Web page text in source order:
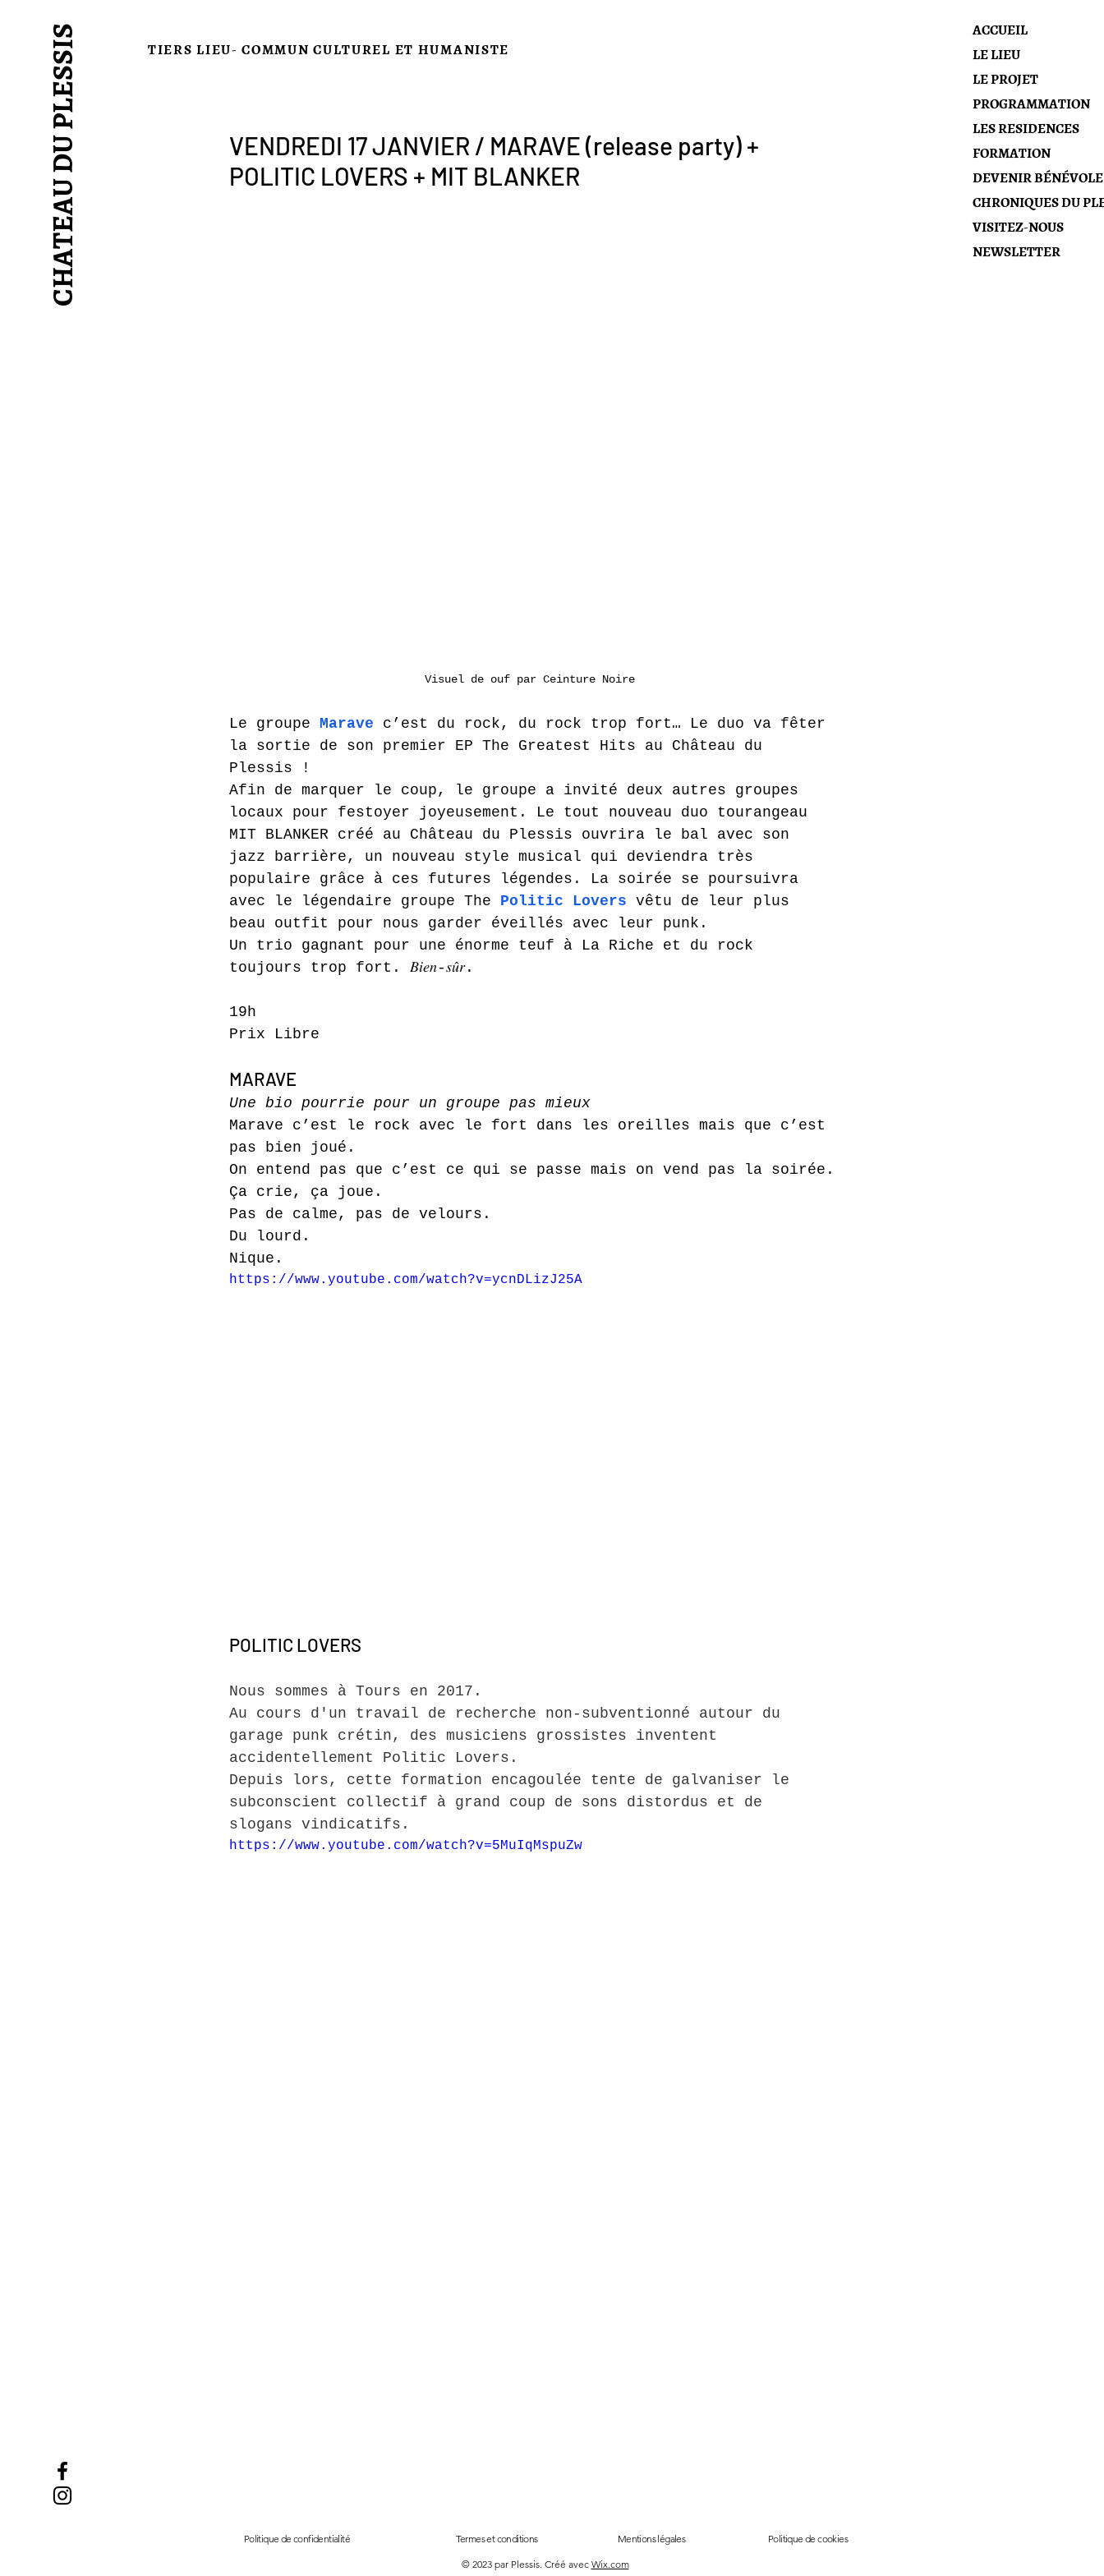
CHATEAU DU PLESSIS
ACCUEIL
LE LIEU
LE PROJET
PROGRAMMATION
LES RESIDENCES
FORMATION
DEVENIR BÉNÉVOLE
CHRONIQUES DU
VISITEZ-NOUS
NEWSLETTER
TIERS LIEU- COMMUN CULTUREL ET HUMANISTE
VENDREDI 17 JANVIER / MARAVE (release party) +
POLITIC LOVERS + MIT BLANKER
Visuel de ouf par Ceinture Noire
Le groupe Marave c’est du rock, du rock trop fort… Le duo va fêter
la sortie de son premier EP The Greatest Hits au Château du
Plessis !
Afin de marquer le coup, le groupe a invité deux autres groupes
locaux pour festoyer joyeusement. Le tout nouveau duo tourangeau
MIT BLANKER créé au Château du Plessis ouvrira le bal avec son
jazz barrière, un nouveau style musical qui deviendra très
populaire grâce à ces futures légendes. La soirée se poursuivra
avec le légendaire groupe The Politic Lovers vêtu de leur plus
beau outfit pour nous garder éveillés avec leur punk.
Un trio gagnant pour une énorme teuf à La Riche et du rock
toujours trop fort. 𝐵𝑖𝑒𝑛-𝑠𝑢̂𝑟.
19h
Prix Libre
MARAVE
Une bio pourrie pour un groupe pas mieux
Marave c’est le rock avec le fort dans les oreilles mais que c’est
pas bien joué.
On entend pas que c’est ce qui se passe mais on vend pas la soirée.
Ça crie, ça joue.
Pas de calme, pas de velours.
Du lourd.
Nique.
https://www.youtube.com/watch?v=ycnDLizJ25A
POLITIC LOVERS
Nous sommes à Tours en 2017.
Au cours d'un travail de recherche non-subventionné autour du
garage punk crétin, des musiciens grossistes inventent
accidentellement Politic Lovers.
Depuis lors, cette formation encagoulée tente de galvaniser le
subconscient collectif à grand coup de sons distordus et de
slogans vindicatifs.
https://www.youtube.com/watch?v=5MuIqMspuZw
Politique de confidentialité Termes et conditions Mentions légales Politique de cookies
© 2023 par Plessis. Créé avec Wix.com